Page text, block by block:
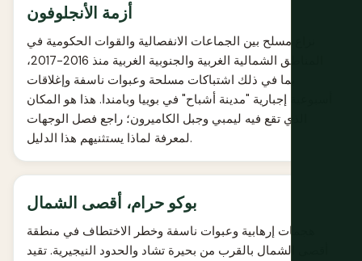
أزمة الأنجلوفون
نزاع مسلح بين الجماعات الانفصالية والقوات الحكومية في
المناطق الشمالية الغربية والجنوبية الغربية منذ 2016-2017،
بما في ذلك اشتباكات مسلحة وعبوات ناسفة وإغلاقات
أسبوعية إجبارية "مدينة أشباح" في بوييا وبامندا. هذا هو المكان
الذي تقع فيه ليمبي وجبل الكاميرون؛ راجع فصل الوجهات
لمعرفة لماذا يستثنيهم هذا الدليل.
بوكو حرام، أقصى الشمال
هجمات إرهابية وعبوات ناسفة وخطر الاختطاف في منطقة
أقصى الشمال بالقرب من بحيرة تشاد والحدود النيجيرية. تقيد